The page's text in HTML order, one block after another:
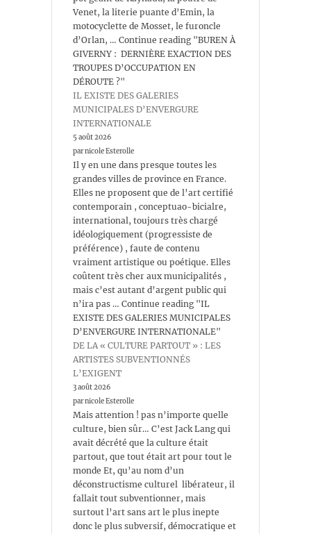
Venet, la literie puante d’Emin, la
motocyclette de Mosset, le furoncle
d’Orlan, … Continue reading "BUREN À
GIVERNY : DERNIÈRE EXACTION DES
TROUPES D’OCCUPATION EN
DÉROUTE ?"
IL EXISTE DES GALERIES
MUNICIPALES D’ENVERGURE
INTERNATIONALE
5 août 2026
par nicole Esterolle
Il y en une dans presque toutes les
grandes villes de province en France.
Elles ne proposent que de l’art certifié
contemporain , conceptuao-bicialre,
international, toujours très chargé
idéologiquement (progressiste de
préférence) , faute de contenu
vraiment artistique ou poétique. Elles
coûtent très cher aux municipalités ,
mais c’est autant d’argent public qui
n’ira pas … Continue reading "IL
EXISTE DES GALERIES MUNICIPALES
D’ENVERGURE INTERNATIONALE"
DE LA « CULTURE PARTOUT » : LES
ARTISTES SUBVENTIONNÉS
L’EXIGENT
3 août 2026
par nicole Esterolle
Mais attention ! pas n’importe quelle
culture, bien sûr… C’est Jack Lang qui
avait décrété que la culture était
partout, que tout était art pour tout le
monde Et, qu’au nom d’un
déconstructisme culturel libérateur, il
fallait tout subventionner, mais
surtout l’art sans art le plus inepte
donc le plus subversif, démocratique et